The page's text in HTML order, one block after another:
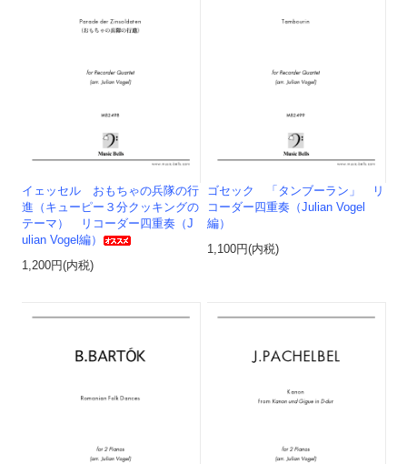
イェッセル おもちゃの兵隊の行
進（キューピー３分クッキングの
テーマ） リコーダー四重奏（J
ulian Vogel編）
1,200円(内税)
ゴセック 「タンブーラン」 リ
コーダー四重奏（Julian Vogel
編）
1,100円(内税)